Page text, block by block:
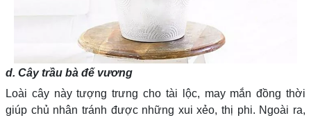
d. Cây trầu bà đế vương
Loài cây này tượng trưng cho tài lộc, may mắn đồng thời
giúp chủ nhân tránh được những xui xẻo, thị phi. Ngoài ra,